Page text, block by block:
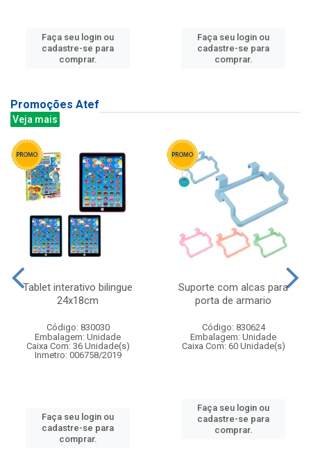
Faça seu login ou
cadastre-se para
comprar.
Faça seu login ou
cadastre-se para
comprar.
Promoções Atef
Veja mais
Tablet interativo bilingue
24x18cm
Código: 830030
Embalagem: Unidade
Caixa Com: 36 Unidade(s)
Inmetro: 006758/2019
Faça seu login ou
cadastre-se para
comprar.
Suporte com alcas para
porta de armario
Código: 830624
Embalagem: Unidade
Caixa Com: 60 Unidade(s)
Faça seu login ou
cadastre-se para
comprar.